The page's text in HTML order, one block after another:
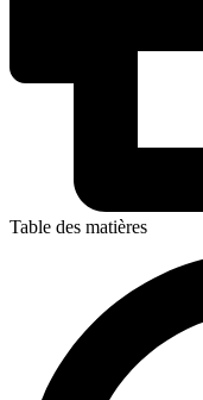
Table des matières